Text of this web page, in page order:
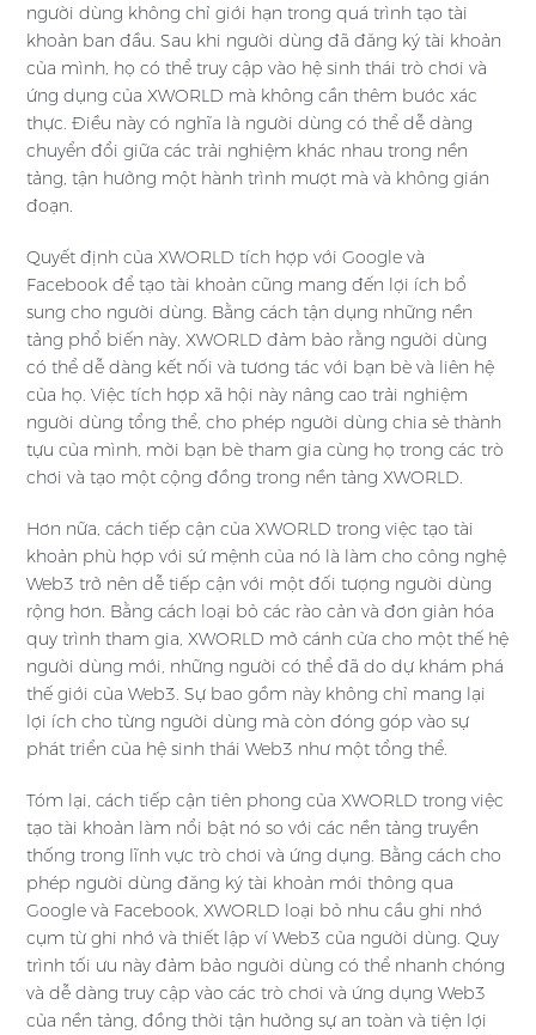
người dùng không chỉ giới hạn trong quá trình tạo tài
khoản ban đầu. Sau khi người dùng đã đăng ký tài khoản
của mình, họ có thể truy cập vào hệ sinh thái trò chơi và
ứng dụng của XWORLD mà không cần thêm bước xác
thực. Điều này có nghĩa là người dùng có thể dễ dàng
chuyển đổi giữa các trải nghiệm khác nhau trong nền
tảng, tận hưởng một hành trình mượt mà và không gián
đoạn.
Quyết định của XWORLD tích hợp với Google và
Facebook để tạo tài khoản cũng mang đến lợi ích bổ
sung cho người dùng. Bằng cách tận dụng những nền
tảng phổ biến này, XWORLD đảm bảo rằng người dùng
có thể dễ dàng kết nối và tương tác với bạn bè và liên hệ
của họ. Việc tích hợp xã hội này nâng cao trải nghiệm
người dùng tổng thể, cho phép người dùng chia sẻ thành
tựu của mình, mời bạn bè tham gia cùng họ trong các trò
chơi và tạo một cộng đồng trong nền tảng XWORLD.
Hơn nữa, cách tiếp cận của XWORLD trong việc tạo tài
khoản phù hợp với sứ mệnh của nó là làm cho công nghệ
Web3 trở nên dễ tiếp cận với một đối tượng người dùng
rộng hơn. Bằng cách loại bỏ các rào cản và đơn giản hóa
quy trình tham gia, XWORLD mở cánh cửa cho một thế hệ
người dùng mới, những người có thể đã do dự khám phá
thế giới của Web3. Sự bao gồm này không chỉ mang lại
lợi ích cho từng người dùng mà còn đóng góp vào sự
phát triển của hệ sinh thái Web3 như một tổng thể.
Tóm lại, cách tiếp cận tiên phong của XWORLD trong việc
tạo tài khoản làm nổi bật nó so với các nền tảng truyền
thống trong lĩnh vực trò chơi và ứng dụng. Bằng cách cho
phép người dùng đăng ký tài khoản mới thông qua
Google và Facebook, XWORLD loại bỏ nhu cầu ghi nhớ
cụm từ ghi nhớ và thiết lập ví Web3 của người dùng. Quy
trình tối ưu này đảm bảo người dùng có thể nhanh chóng
và dễ dàng truy cập vào các trò chơi và ứng dụng Web3
của nền tảng, đồng thời tận hưởng sự an toàn và tiện lợi